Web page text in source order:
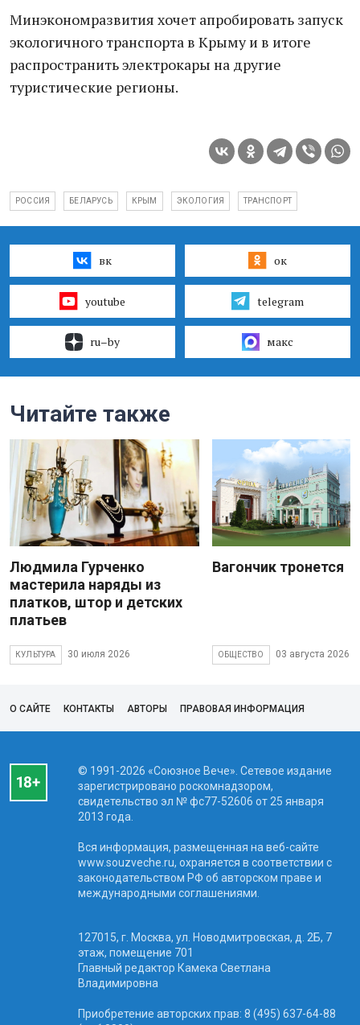
Минэкономразвития хочет апробировать запуск
экологичного транспорта в Крыму и в итоге
распространить электрокары на другие
туристические регионы.
РОССИЯ БЕЛАРУСЬ КРЫМ ЭКОЛОГИЯ ТРАНСПОРТ
вк ок
youtube telegram
ru–by макс
Читайте также
Людмила Гурченко
мастерила наряды из
платков, штор и детских
платьев
КУЛЬТУРА 30 июля 2026
Вагончик тронется
ОБЩЕСТВО 03 августа 2026
О САЙТЕ КОНТАКТЫ АВТОРЫ ПРАВОВАЯ ИНФОРМАЦИЯ
© 1991-2026 «Союзное Вече». Сетевое издание
зарегистрировано роскомнадзором,
свидетельство эл № фc77-52606 от 25 января
2013 года.
Вся информация, размещенная на веб-сайте
www.souzveche.ru, охраняется в соответствии с
законодательством РФ об авторском праве и
международными соглашениями.
127015, г. Москва, ул. Новодмитровская, д. 2Б, 7
этаж, помещение 701
Главный редактор Камека Светлана
Владимировна
Приобретение авторских прав: 8 (495) 637-64-88